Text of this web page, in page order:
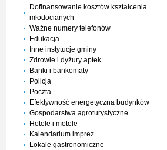
Dofinansowanie kosztów kształcenia
młodocianych
Ważne numery telefonów
Edukacja
Inne instytucje gminy
Zdrowie i dyżury aptek
Banki i bankomaty
Policja
Poczta
Efektywność energetyczna budynków
Gospodarstwa agroturystyczne
Hotele i motele
Kalendarium imprez
Lokale gastronomiczne